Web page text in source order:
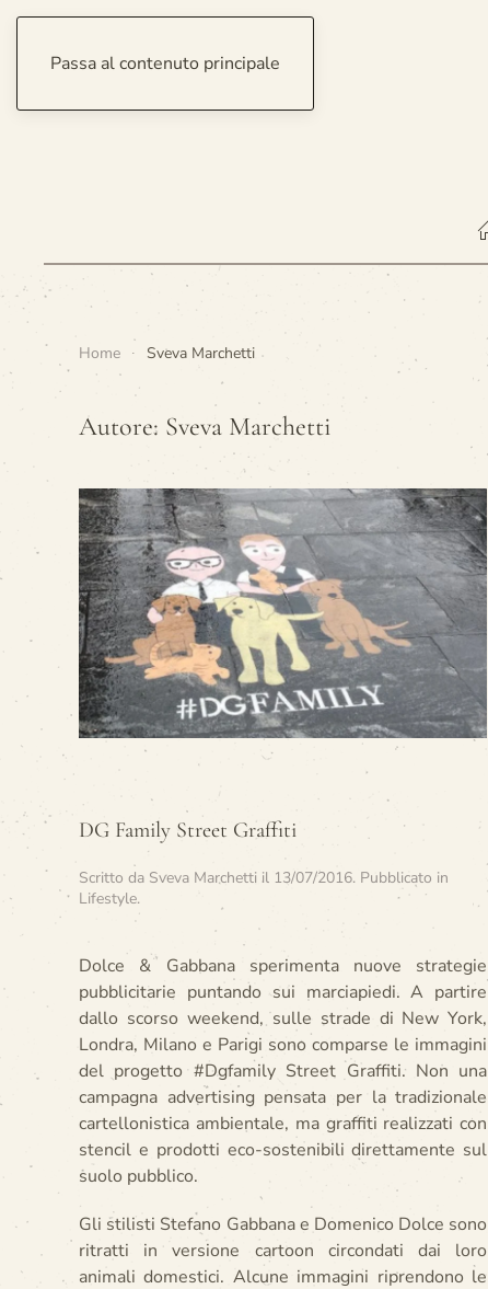
Passa al contenuto principale
Home Sveva Marchetti
Autore: Sveva Marchetti
DG Family Street Graffiti
Scritto da Sveva Marchetti il 13/07/2016. Pubblicato in
Lifestyle.
Dolce & Gabbana sperimenta nuove strategie
pubblicitarie puntando sui marciapiedi. A partire
dallo scorso weekend, sulle strade di New York,
Londra, Milano e Parigi sono comparse le immagini
del progetto #Dgfamily Street Graffiti. Non una
campagna advertising pensata per la tradizionale
cartellonistica ambientale, ma graffiti realizzati con
stencil e prodotti eco-sostenibili direttamente sul
suolo pubblico.
Gli stilisti Stefano Gabbana e Domenico Dolce sono
ritratti in versione cartoon circondati dai loro
animali domestici. Alcune immagini riprendono le